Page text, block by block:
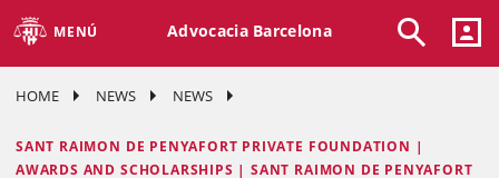
MENÚ Advocacia Barcelona
HOME NEWS NEWS
SANT RAIMON DE PENYAFORT PRIVATE FOUNDATION |
AWARDS AND SCHOLARSHIPS | SANT RAIMON DE PENYAFORT